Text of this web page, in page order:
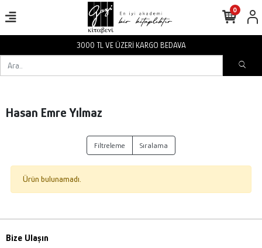
3000 TL VE ÜZERİ KARGO BEDAVA
0
Hasan Emre Yılmaz
Filtreleme Sıralama
Ürün bulunamadı.
Bize Ulaşın